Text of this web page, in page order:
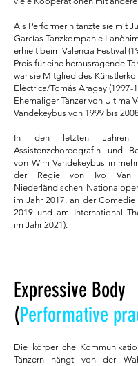
Als Performerin tanzte sie mit
Garcías Tanzkompanie
erhielt beim Valencia Festival
Preis für eine herausragende
war sie Mitglied des
Elèctrica/Tomás Aragay (1997-
Ehemaliger Tänzer von Ultima
Vandekeybus von 1999 bis
In den letzten
Assistenzchoreografin und
von Wim Vandekeybus in
der Regie von Ivo Van
Niederländischen
im Jahr 2017, an der Comedie
2019 und am International
im Jahr 2021).
Expressive Body
(Performative
Die körperliche
Tänzern hängt von der